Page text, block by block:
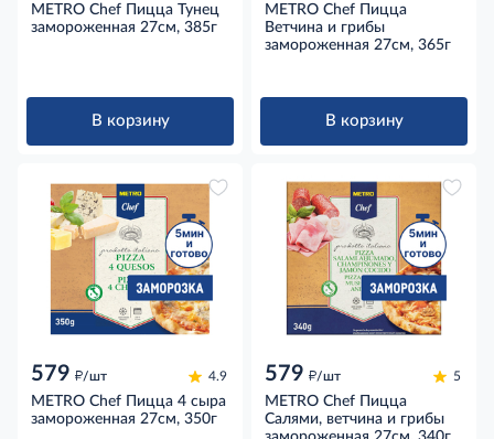
METRO Chef Пицца Тунец
замороженная 27см, 385г
В корзину
METRO Chef Пицца
Ветчина и грибы
замороженная 27см, 365г
В корзину
579 д/шт 4.9
METRO Chef Пицца 4 сыра
замороженная 27см, 350г
579 д/шт 5
METRO Chef Пицца
Салями, ветчина и грибы